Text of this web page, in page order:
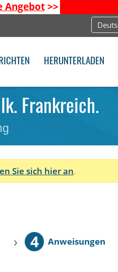
Angebot>>
HERUNTERLADEN
Frankreich.
Sie sich hier an.
› 4 Anweisungen